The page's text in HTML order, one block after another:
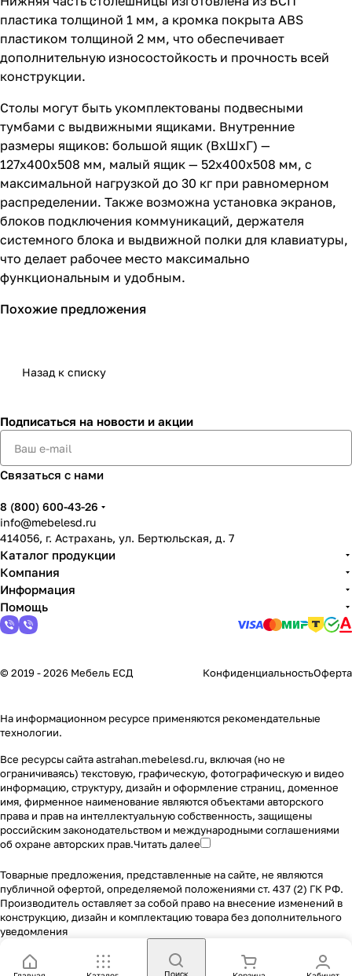
пластика толщиной 1 мм, а кромка покрыта ABS
пластиком толщиной 2 мм, что обеспечивает
дополнительную износостойкость и прочность всей
конструкции.
Столы могут быть укомплектованы подвесными
тумбами с выдвижными ящиками. Внутренние
размеры ящиков: большой ящик (ВхШхГ) —
127х400х508 мм, малый ящик — 52х400х508 мм, с
максимальной нагрузкой до 30 кг при равномерном
распределении. Также возможна установка экранов,
блоков подключения коммуникаций, держателя
системного блока и выдвижной полки для клавиатуры,
что делает рабочее место максимально
функциональным и удобным.
Похожие предложения
Назад к списку
Подписаться на новости и акции
Связаться с нами
8 (800) 600-43-26
info@mebelesd.ru
414056, г. Астрахань, ул. Бертюльская, д. 7
Каталог продукции
Компания
Информация
Помощь
© 2019 - 2026 Мебель ЕСД КонфиденциальностьОферта
На информационном ресурсе применяются рекомендательные
технологии.
Все ресурсы сайта astrahan.mebelesd.ru, включая (но не
ограничиваясь) текстовую, графическую, фотографическую и видео
информацию, структуру, дизайн и оформление страниц, доменное
имя, фирменное наименование являются объектами авторского
права и прав на интеллектуальную собственность, защищены
российским законодательством и международными соглашениями
об охране авторских прав.Читать далее
Товарные предложения, представленные на сайте, не являются
публичной офертой, определяемой положениями ст. 437 (2) ГК РФ.
Производитель оставляет за собой право на внесение изменений в
конструкцию, дизайн и комплектацию товара без дополнительного
уведомления
Поиск